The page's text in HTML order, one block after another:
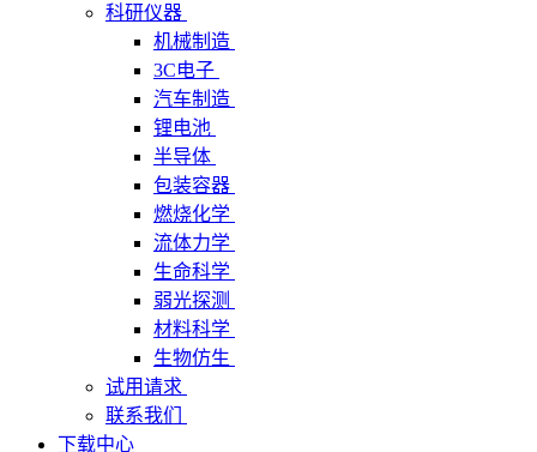
科研仪器
机械制造
3C电子
汽车制造
锂电池
半导体
包装容器
燃烧化学
流体力学
生命科学
弱光探测
材料科学
生物仿生
试用请求
联系我们
下载中心